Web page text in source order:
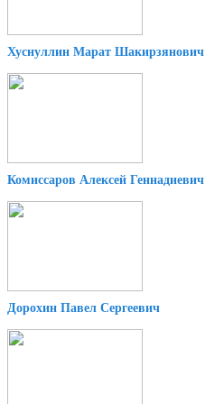
Хуснуллин Марат Шакирзянович
Комиссаров Алексей Геннадиевич
Дорохин Павел Сергеевич